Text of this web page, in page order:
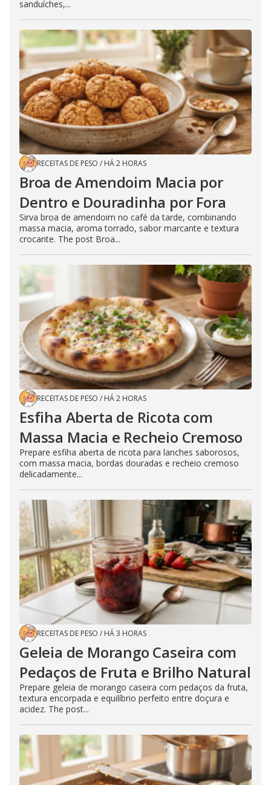
sanduíches,...
RECEITAS DE PESO / HÁ 2 HORAS
Broa de Amendoim Macia por
Dentro e Douradinha por Fora
Sirva broa de amendoim no café da tarde, combinando
massa macia, aroma torrado, sabor marcante e textura
crocante. The post Broa...
RECEITAS DE PESO / HÁ 2 HORAS
Esfiha Aberta de Ricota com
Massa Macia e Recheio Cremoso
Prepare esfiha aberta de ricota para lanches saborosos,
com massa macia, bordas douradas e recheio cremoso
delicadamente...
RECEITAS DE PESO / HÁ 3 HORAS
Geleia de Morango Caseira com
Pedaços de Fruta e Brilho Natural
Prepare geleia de morango caseira com pedaços da fruta,
textura encorpada e equilíbrio perfeito entre doçura e
acidez. The post...